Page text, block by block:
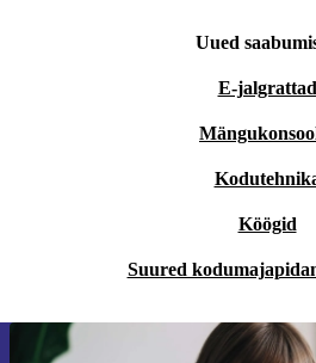
Uued
E-jalgrattad
Köögid
Suured